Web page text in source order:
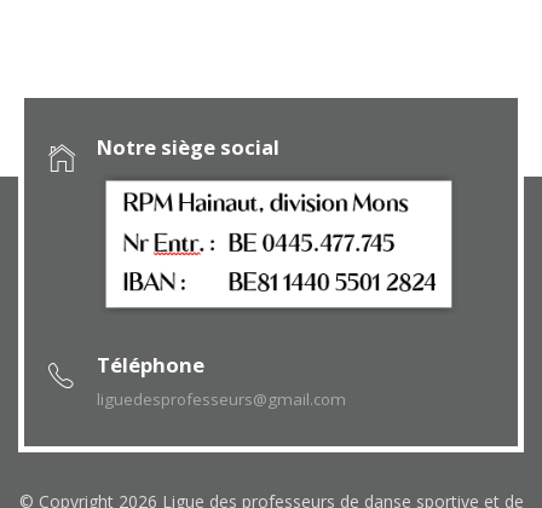
Notre siège social
Téléphone
liguedesprofesseurs@gmail.com
© Copyright 2026 Ligue des professeurs de danse sportive et de